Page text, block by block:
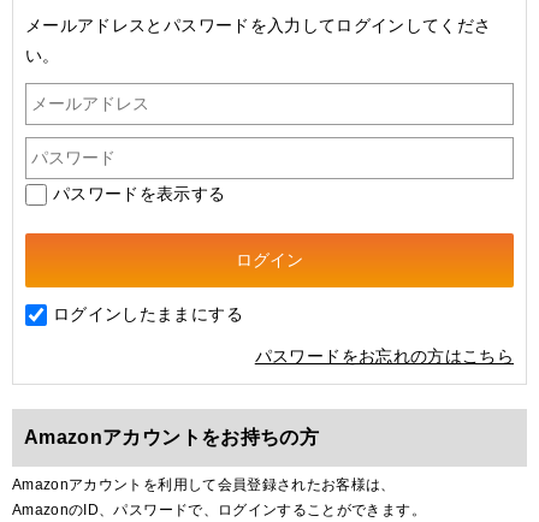
メールアドレスとパスワードを入力してログインしてくださ
い。
パスワードを表示する
ログインしたままにする
パスワードをお忘れの方はこちら
Amazonアカウントをお持ちの方
Amazonアカウントを利用して会員登録されたお客様は、
AmazonのID、パスワードで、ログインすることができます。